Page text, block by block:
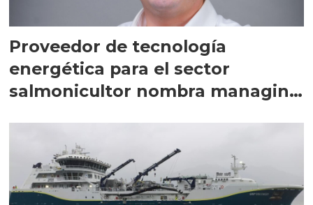
Proveedor de tecnología
energética para el sector
salmonicultor nombra managing